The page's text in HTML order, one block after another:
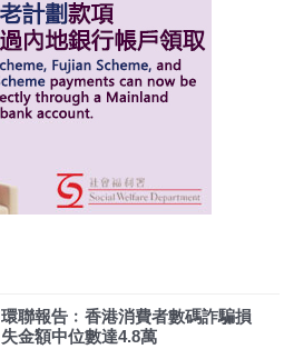
環聯報告﹕香港消費者數碼詐騙損
失金額中位數達4.8萬